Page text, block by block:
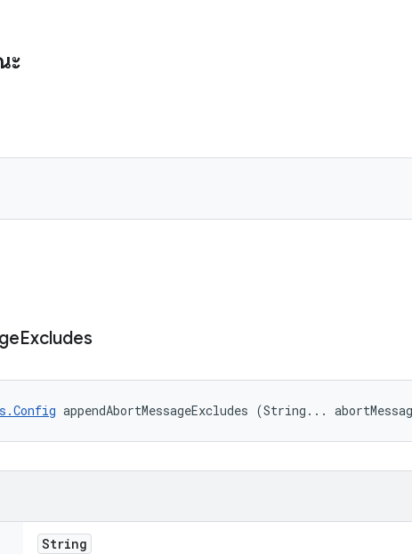
ะ
Excludes
appendAbortMessageExcludes (String...
String